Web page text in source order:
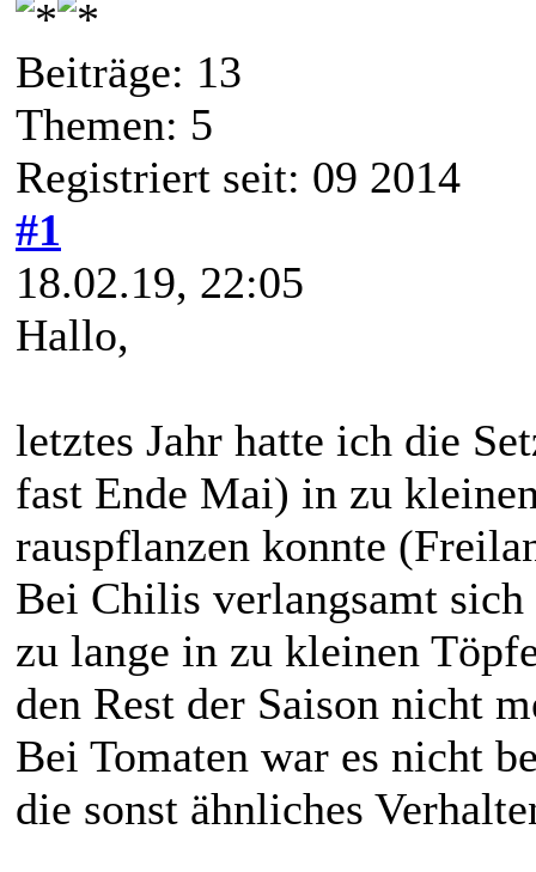
Beiträge: 13
Themen: 5
Registriert seit: 09 2014
#1
18.02.19, 22:05
Hallo,
letztes Jahr hatte ich die
fast Ende Mai) in zu
rauspflanzen konnte
Bei Chilis verlangsamt
zu lange in zu kleinen
den Rest der Saison nicht
Bei Tomaten war es nicht
die sonst ähnliches